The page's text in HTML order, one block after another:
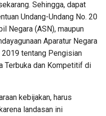
Sehingga, dapat
Undang-Undang No. 20
Negara (ASN), maupun
Aparatur Negara
tentang Pengisian
Terbuka dan Kompetitif di
kebijakan, harus
landasan ini